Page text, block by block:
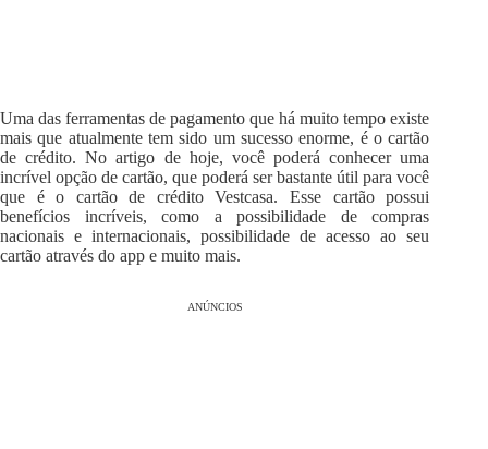
Uma das ferramentas de pagamento que há muito tempo existe
mais que atualmente tem sido um sucesso enorme, é o cartão
de crédito. No artigo de hoje, você poderá conhecer uma
incrível opção de cartão, que poderá ser bastante útil para você
que é o cartão de crédito Vestcasa. Esse cartão possui
benefícios incríveis, como a possibilidade de compras
nacionais e internacionais, possibilidade de acesso ao seu
cartão através do app e muito mais.
ANÚNCIOS